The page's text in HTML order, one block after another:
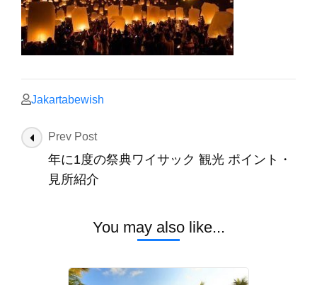
Jakartabewish
Post
Navigation
Prev Post
年に1度の祭典ワイサック 観光 ポイント・
見所紹介
You may also like...